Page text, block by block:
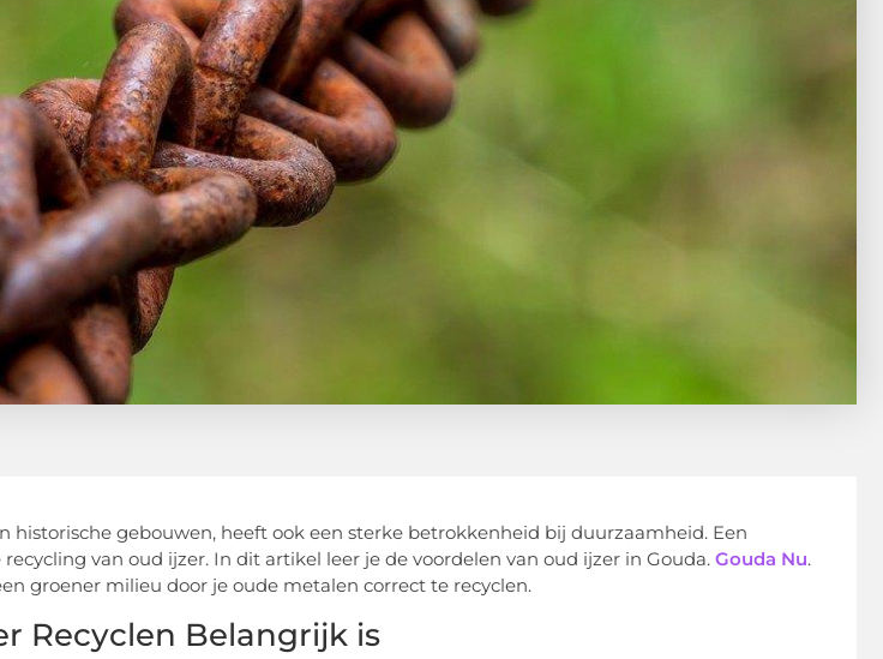
historische gebouwen, heeft ook een sterke betrokkenheid bij duurzaamheid. Een
van oud ijzer. In dit artikel leer je de voordelen van oud ijzer in Gouda. Gouda Nu.
groener milieu door je oude metalen correct te recyclen.
Recyclen Belangrijk is